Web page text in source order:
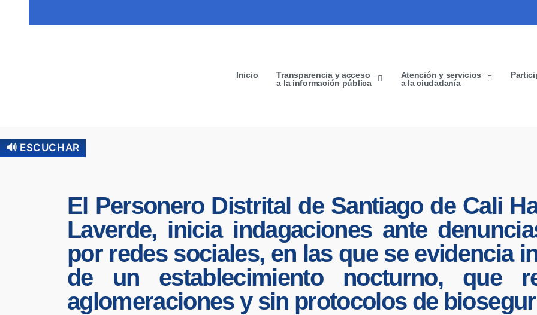
Inicio
Transparencia y acceso
a la información pública
Atención y servicios
a la ciudadanía
🔊 ESCUCHAR
El Personero Distrital de Santiago de Cali
Laverde, inicia indagaciones ante
por redes sociales, en las que se evidencia
de un establecimiento nocturno, que
aglomeraciones y sin protocolos de